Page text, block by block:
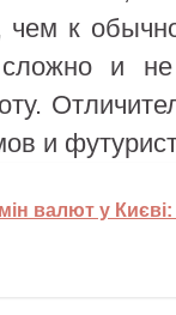
чем к
сложно и
и
валют у Києві: